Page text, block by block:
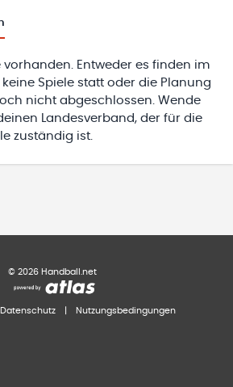
vorhanden. Entweder es finden im
Spiele statt oder die Planung
nicht abgeschlossen. Wende
Landesverband, der für die
zuständig ist.
© 2026 Handball.net
Datenschutz Nutzungsbedingungen